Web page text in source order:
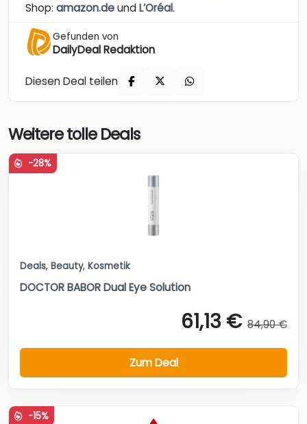
Shop: amazon.deundL’Oréal.
Gefunden von
DailyDeal Redaktion
Diesen Deal teilen
Weitere tolle Deals
-28%
Deals, Beauty, Kosmetik
DOCTOR BABOR Dual Eye Solution
61,13 € 84,90 €
Zum Deal
-15%